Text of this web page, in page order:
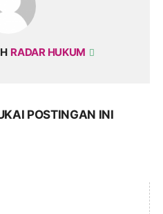
RADAR HUKUM
POSTINGAN INI